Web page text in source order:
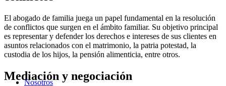
Nosotros
El abogado de familia juega un papel fundamental en la resolución
de conflictos que surgen en el ámbito familiar. Su objetivo principal
es representar y defender los derechos e intereses de sus clientes en
asuntos relacionados con el matrimonio, la patria potestad, la
custodia de los hijos, la pensión alimenticia, entre otros.
Mediación y negociación